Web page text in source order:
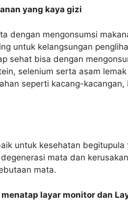
yang kaya gizi
dengan mengonsumsi
untuk kelangsungan
sehat bisa dengan
selenium serta asam
seperti kacang-
untuk kesehatan
mata dan
mata.
layar monitor dan